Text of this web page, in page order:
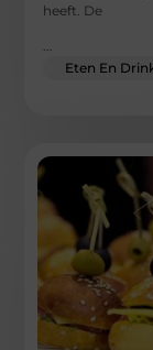
heeft. De
...
Eten En